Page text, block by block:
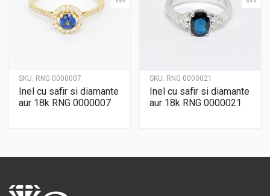
SKU: RNG 0000007
Inel cu safir si diamante
aur 18k RNG 0000007
SKU: RNG 0000021
Inel cu safir si diamante
aur 18k RNG 0000021